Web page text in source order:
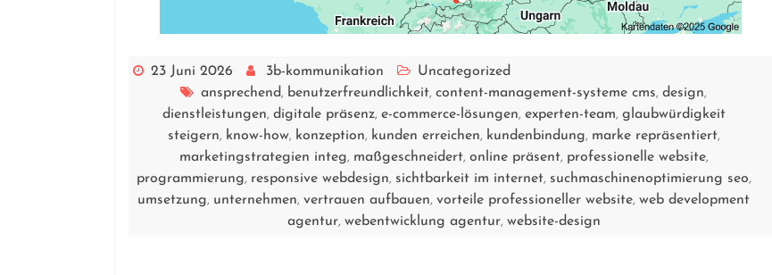
23 Juni 2026 3b-kommunikation
Uncategorized
ansprechend, benutzerfreundlichkeit,content-management-systeme cms,design,
dienstleistungen, digitale präsenz, e-commerce-lösungen, experten-team, glaubwürdigkeit
steigern, know-how, konzeption, kunden erreichen, kundenbindung, marke repräsentiert,
marketingstrategien integ, maßgeschneidert, online präsent, professionelle website,
programmierung, responsive webdesign, sichtbarkeit im internet, suchmaschinenoptimierung seo,
umsetzung, unternehmen,vertrauen aufbauen,vorteile professioneller website,web development
agentur, webentwicklung agentur, website-design